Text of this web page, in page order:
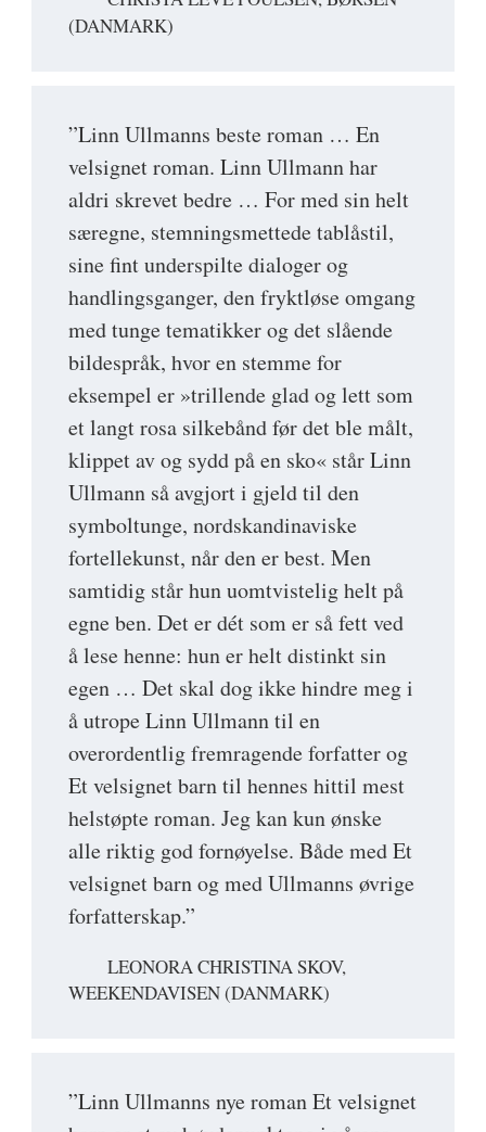
(DANMARK)
”Linn Ullmanns beste roman … En
velsignet roman. Linn Ullmann har
aldri skrevet bedre … For med sin helt
særegne, stemningsmettede tablåstil,
sine fint underspilte dialoger og
handlingsganger, den fryktløse omgang
med tunge tematikker og det slående
bildespråk, hvor en stemme for
eksempel er »trillende glad og lett som
et langt rosa silkebånd før det ble målt,
klippet av og sydd på en sko« står Linn
Ullmann så avgjort i gjeld til den
symboltunge, nordskandinaviske
fortellekunst, når den er best. Men
samtidig står hun uomtvistelig helt på
egne ben. Det er dét som er så fett ved
å lese henne: hun er helt distinkt sin
egen … Det skal dog ikke hindre meg i
å utrope Linn Ullmann til en
overordentlig fremragende forfatter og
Et velsignet barn til hennes hittil mest
helstøpte roman. Jeg kan kun ønske
alle riktig god fornøyelse. Både med Et
velsignet barn og med Ullmanns øvrige
forfatterskap.”
LEONORA CHRISTINA SKOV,
WEEKENDAVISEN (DANMARK)
”Linn Ullmanns nye roman Et velsignet